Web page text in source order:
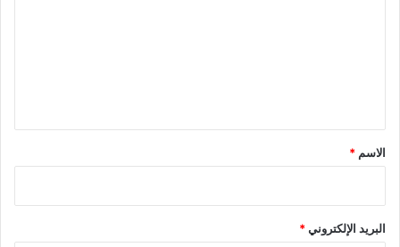
*
الاسم *
البريد الإلكتروني*